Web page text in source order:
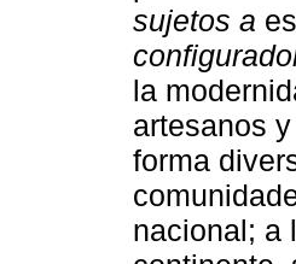
sujetos a
la
artesanos
forma
nacional; a